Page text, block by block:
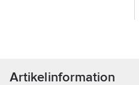
Artikelinformation